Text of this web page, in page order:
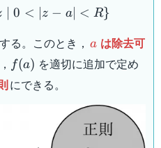
0 < z − a∣ < R}
る。このとき， a
a は除去可
f(a)
f(a) を適切に追加で定め
にできる。